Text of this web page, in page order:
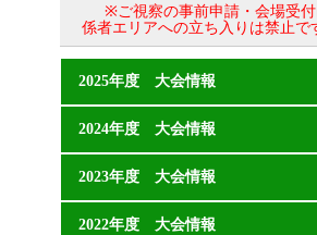
※ご視察の事前申請・会場受
係者エリアへの立ち入りは禁止で
2025年度 大会情報
2024年度 大会情報
2023年度 大会情報
2022年度 大会情報